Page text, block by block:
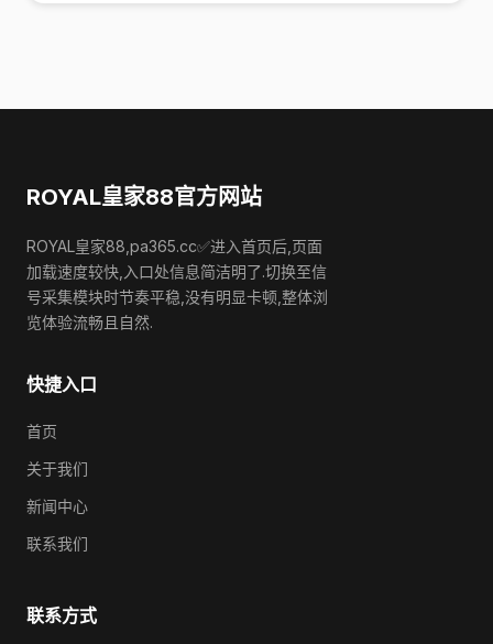
ROYAL皇家88官方网站
ROYAL皇家88,pa365.cc✅进入首页后,页面
加载速度较快,入口处信息简洁明了.切换至信
号采集模块时节奏平稳,没有明显卡顿,整体浏
览体验流畅且自然.
快捷入口
首页
关于我们
新闻中心
联系我们
联系方式